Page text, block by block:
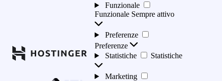
Funzionale
Funzionale Sempre attivo
Preferenze
Preferenze
Statistiche
Statistiche
Marketing